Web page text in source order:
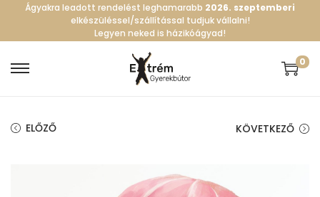
Ágyakra leadott rendelést leghamarabb 2026. szeptemberi
elkészüléssel/szállítással tudjuk vállalni!
Legyen neked is házikóágyad!
S
o
S
o
0
ELŐZŐ KÖVETKEZŐ